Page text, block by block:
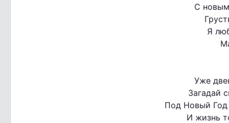
С
Я
Уже
Загадай
Под Новый Год
И жизнь